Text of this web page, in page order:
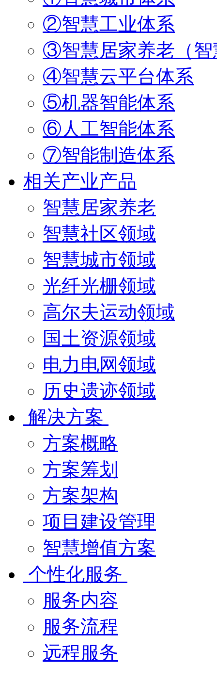
②智慧工业体系
③智慧居家养老（智
④智慧云平台体系
⑤机器智能体系
⑥人工智能体系
⑦智能制造体系
相关产业产品
智慧居家养老
智慧社区领域
智慧城市领域
光纤光栅领域
高尔夫运动领域
国土资源领域
电力电网领域
历史遗迹领域
解决方案
方案概略
方案筹划
方案架构
项目建设管理
智慧增值方案
个性化服务
服务内容
服务流程
远程服务